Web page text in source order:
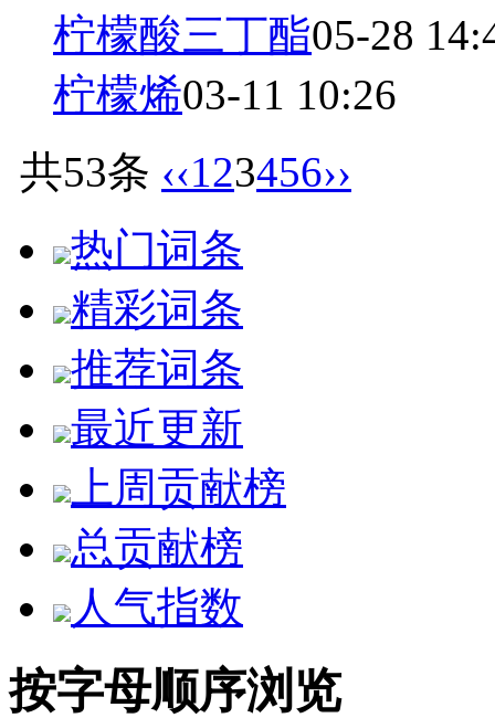
柠檬酸三丁酯05-28
柠檬烯03-11 10:26
共53条 ‹‹123456››
热门词条
精彩词条
推荐词条
最近更新
上周贡献榜
总贡献榜
人气指数
按字母顺序浏览